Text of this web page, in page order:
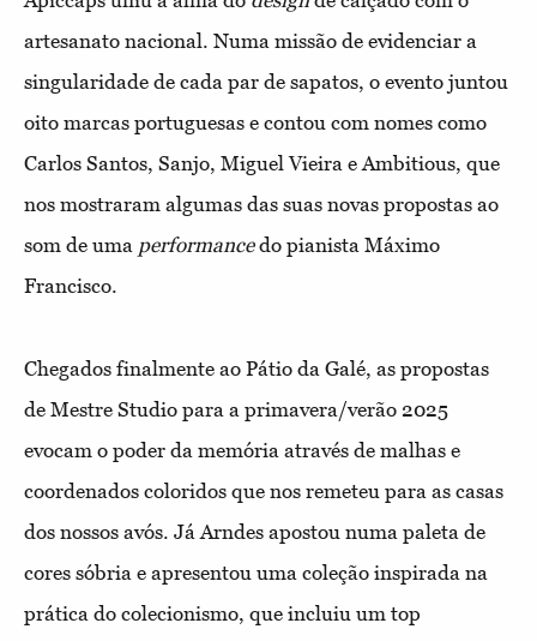
artesanato nacional. Numa missão de evidenciar a
singularidade de cada par de sapatos, o evento juntou
oito marcas portuguesas e contou com nomes como
Carlos Santos, Sanjo, Miguel Vieira e Ambitious, que
nos mostraram algumas das suas novas propostas ao
som de uma performancedo pianista Máximo
Francisco.
Chegados finalmente ao Pátio da Galé, as propostas
de Mestre Studio para a primavera/verão 2025
evocam o poder da memória através de malhas e
coordenados coloridos que nos remeteu para as casas
dos nossos avós. Já Arndes apostou numa paleta de
cores sóbria e apresentou uma coleção inspirada na
prática do colecionismo, que incluiu um top